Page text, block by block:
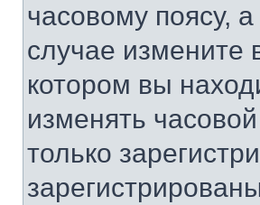
часовому поясу,
случае измените
котором вы
изменять
только